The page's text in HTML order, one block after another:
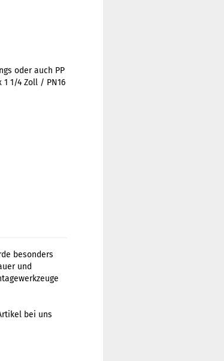
oder auch PP
1/4 Zoll / PN16
besonders
und
bei uns